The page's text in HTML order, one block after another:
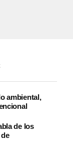
ambiental,
de los